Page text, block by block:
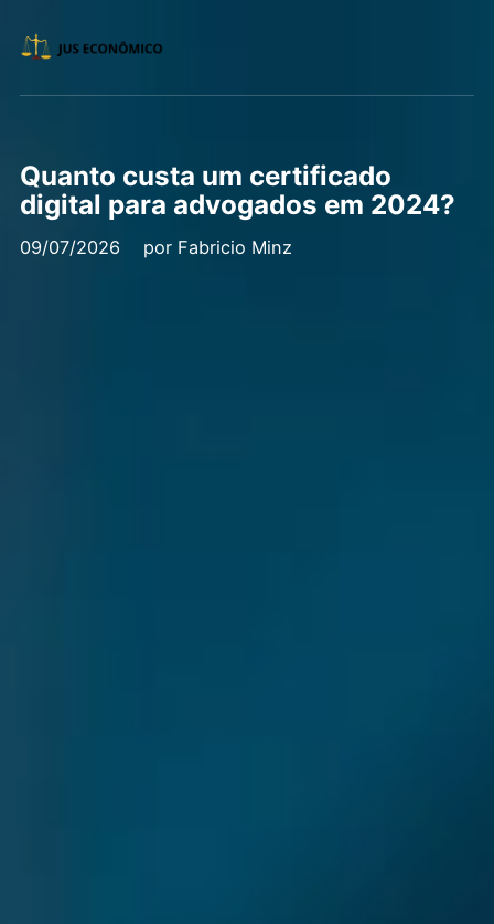
Quanto custa um certificado
digital para advogados em 2024?
09/07/2026 por Fabricio Minz